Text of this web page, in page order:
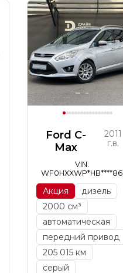
Ford C-
Max
2011
г.в.
VIN:
WF0HXXWP*HB****86
Акция
дизель
2000 см³
автоматическая
передний привод
205 015 км
серый